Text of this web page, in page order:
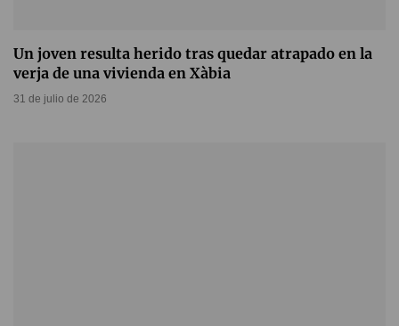
Un joven resulta herido tras quedar atrapado en la
verja de una vivienda en Xàbia
31 de julio de 2026